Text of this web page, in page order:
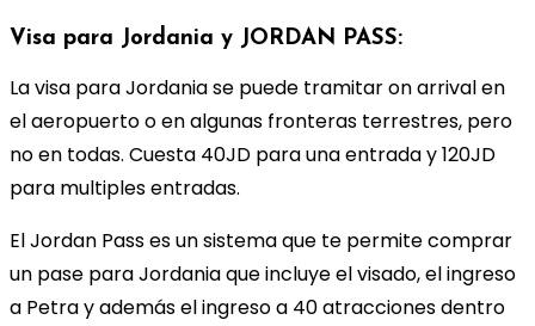
Visa para Jordania y JORDAN PASS:
La visa para Jordania se puede tramitar on arrival en
el aeropuerto o en algunas fronteras terrestres, pero
no en todas. Cuesta 40JD para una entrada y 120JD
para multiples entradas.
El Jordan Pass es un sistema que te permite comprar
un pase para Jordania que incluye el visado, el ingreso
a Petra y además el ingreso a 40 atracciones dentro